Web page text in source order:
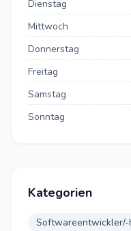
Dienstag
Mittwoch
Donnerstag
Freitag
Samstag
Sonntag
Kategorien